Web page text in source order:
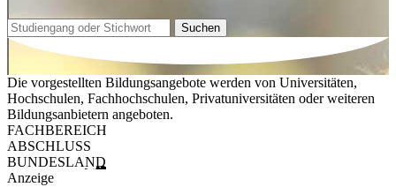
Suchen
Die vorgestellten Bildungsangebote werden von Universitäten,
Hochschulen, Fachhochschulen, Privatuniversitäten oder weiteren
Bildungsanbietern angeboten.
FACHBEREICH
ABSCHLUSS
BUNDESLAND
Anzeige